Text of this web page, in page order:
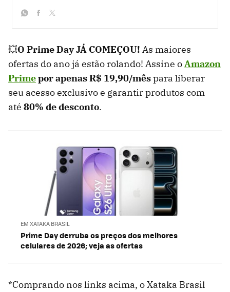
💥O Prime Day JÁ COMEÇOU! As maiores
ofertas do ano já estão rolando! Assine oAmazon
Primepor apenas R$ 19,90/mêspara liberar
seu acesso exclusivo e garantir produtos com
até 80% de desconto.
EM XATAKA BRASIL
Prime Day derruba os preços dos melhores
celulares de 2026; veja as ofertas
*Comprando nos links acima, o Xataka Brasil